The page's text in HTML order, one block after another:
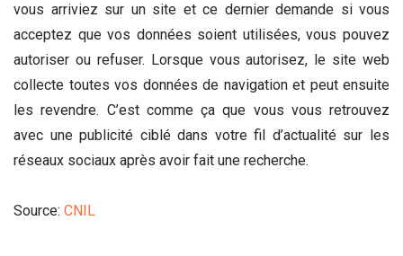
vous arriviez sur un site et ce dernier demande si vous
acceptez que vos données soient utilisées, vous pouvez
autoriser ou refuser. Lorsque vous autorisez, le site web
collecte toutes vos données de navigation et peut ensuite
les revendre. C’est comme ça que vous vous retrouvez
avec une publicité ciblé dans votre fil d’actualité sur les
réseaux sociaux après avoir fait une recherche.
Source: CNIL